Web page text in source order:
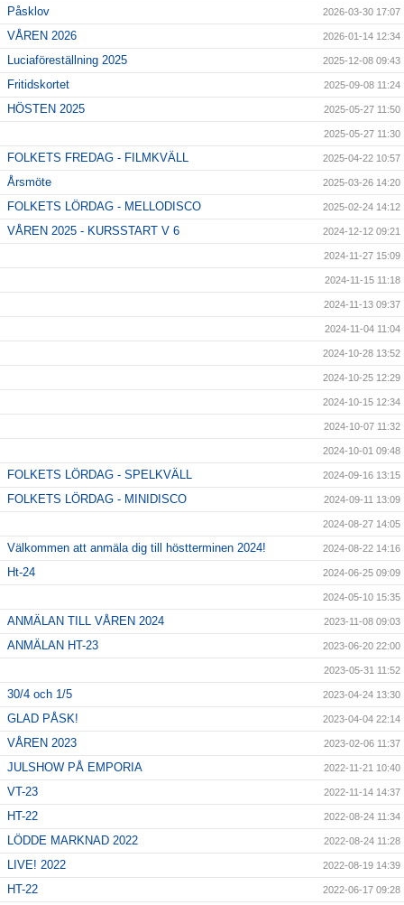
Påsklov 2026-03-30 17:07
VÅREN 2026 2026-01-14 12:34
Luciaföreställning 2025 2025-12-08 09:43
Fritidskortet 2025-09-08 11:24
HÖSTEN 2025 2025-05-27 11:50
2025-05-27 11:30
FOLKETS FREDAG - FILMKVÄLL 2025-04-22 10:57
Årsmöte 2025-03-26 14:20
FOLKETS LÖRDAG - MELLODISCO 2025-02-24 14:12
VÅREN 2025 - KURSSTART V 6 2024-12-12 09:21
2024-11-27 15:09
2024-11-15 11:18
2024-11-13 09:37
2024-11-04 11:04
2024-10-28 13:52
2024-10-25 12:29
2024-10-15 12:34
2024-10-07 11:32
2024-10-01 09:48
FOLKETS LÖRDAG - SPELKVÄLL 2024-09-16 13:15
FOLKETS LÖRDAG - MINIDISCO 2024-09-11 13:09
2024-08-27 14:05
Välkommen att anmäla dig till höstterminen 2024! 2024-08-22 14:16
Ht-24 2024-06-25 09:09
2024-05-10 15:35
ANMÄLAN TILL VÅREN 2024 2023-11-08 09:03
ANMÄLAN HT-23 2023-06-20 22:00
2023-05-31 11:52
30/4 och 1/5 2023-04-24 13:30
GLAD PÅSK! 2023-04-04 22:14
VÅREN 2023 2023-02-06 11:37
JULSHOW PÅ EMPORIA 2022-11-21 10:40
VT-23 2022-11-14 14:37
HT-22 2022-08-24 11:34
LÖDDE MARKNAD 2022 2022-08-24 11:28
LIVE! 2022 2022-08-19 14:39
HT-22 2022-06-17 09:28